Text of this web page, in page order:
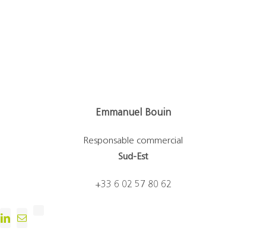
Emmanuel Bouin
Responsable commercial
Sud-Est
+33 6 02 57 80 62